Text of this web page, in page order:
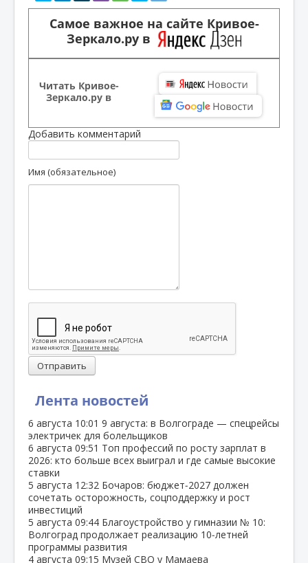
Лента новостей
6 августа 10:01 9 августа: в Волгограде — спецрейсы
электричек для болельщиков
6 августа 09:51 Топ профессий по росту зарплат в
2026: кто больше всех выиграл и где самые высокие
ставки
5 августа 12:32 Бочаров: бюджет‑2027 должен
сочетать осторожность, соцподдержку и рост
инвестиций
5 августа 09:44 Благоустройство у гимназии № 10:
Волгоград продолжает реализацию 10‑летней
программы развития
4 августа 09:15 Музей СВО у Мамаева
Самое важное на сайте Кривое-
Зеркало.ру в
Читать Кривое-
Зеркало.ру в
Добавить комментарий
Имя (обязательное)
Отправить